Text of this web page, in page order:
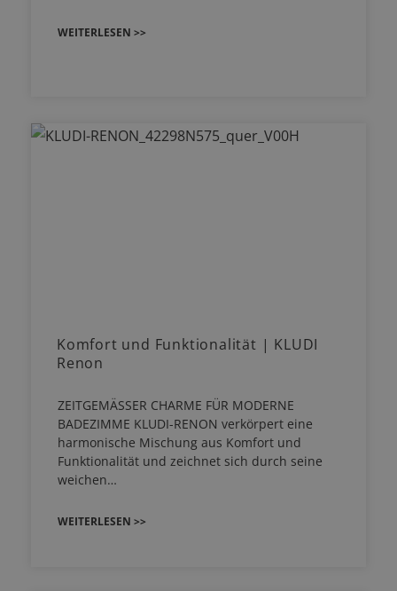
WEITERLESEN >>
Komfort und Funktionalität | KLUDI
Renon
ZEITGEMÄSSER CHARME FÜR MODERNE
BADEZIMME KLUDI-RENON verkörpert eine
harmonische Mischung aus Komfort und
Funktionalität und zeichnet sich durch seine
weichen…
WEITERLESEN >>